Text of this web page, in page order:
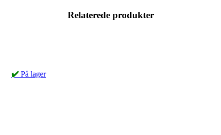
Relaterede produkter
✔️ På lager